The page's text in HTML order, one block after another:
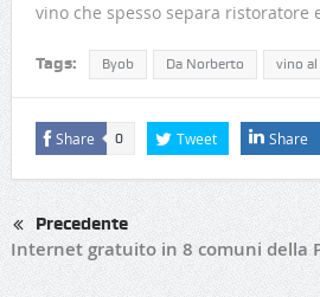
vino che spesso separa ristoratore
Tags: Byob Da Norberto vino
Share 0 Tweet Share
Precedente
Internet gratuito in 8 comuni della